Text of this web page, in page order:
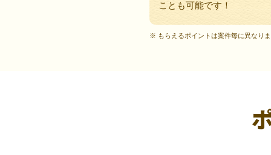
ことも可能です！
※ もらえるポイントは案件毎に異なり